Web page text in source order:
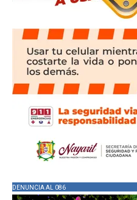
DENUNCIA AL 086